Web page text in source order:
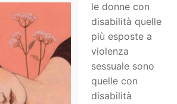
le donne con
disabilità quelle
più esposte a
violenza
sessuale sono
quelle con
disabilità